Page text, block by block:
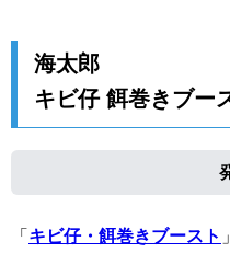
海太郎
キビ仔 餌巻きブー
「 キビ仔・餌巻きブースト